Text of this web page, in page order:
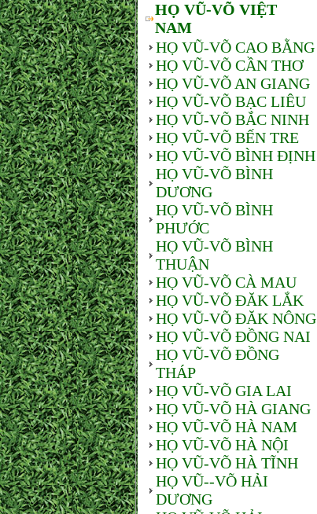
HỌ VŨ-VÕ VIỆT
NAM
HỌ VŨ-VÕ CAO BẰNG
HỌ VŨ-VÕ CẦN THƠ
HỌ VŨ-VÕ AN GIANG
HỌ VŨ-VÕ BẠC LIÊU
HỌ VŨ-VÕ BẮC NINH
HỌ VŨ-VÕ BẾN TRE
HỌ VŨ-VÕ BÌNH ĐỊNH
HỌ VŨ-VÕ BÌNH
DƯƠNG
HỌ VŨ-VÕ BÌNH
PHƯỚC
HỌ VŨ-VÕ BÌNH
THUẬN
HỌ VŨ-VÕ CÀ MAU
HỌ VŨ-VÕ ĐĂK LẮK
HỌ VŨ-VÕ ĐĂK NÔNG
HỌ VŨ-VÕ ĐỒNG NAI
HỌ VŨ-VÕ ĐỒNG
THÁP
HỌ VŨ-VÕ GIA LAI
HỌ VŨ-VÕ HÀ GIANG
HỌ VŨ-VÕ HÀ NAM
HỌ VŨ-VÕ HÀ NỘI
HỌ VŨ-VÕ HÀ TĨNH
HỌ VŨ--VÕ HẢI
DƯƠNG